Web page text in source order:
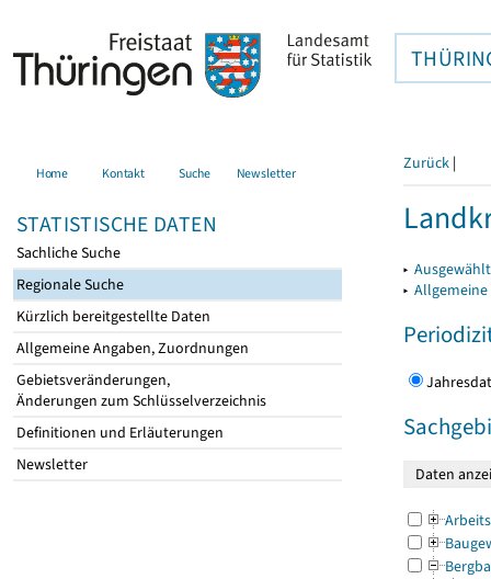
Home Kontakt Suche Newsletter
STATISTISCHE DATEN
Sachliche Suche
Regionale Suche
Kürzlich bereitgestellte Daten
Allgemeine Angaben, Zuordnungen
Gebietsveränderungen,
Änderungen zum Schlüsselverzeichnis
Definitionen und Erläuterungen
Newsletter
Zurück |
▸
▸